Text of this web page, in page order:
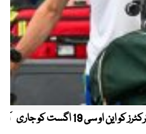
کیریبین پریمیئر لیگ ، قومی کرکٹرز کو این او سی 19 اگست کو جاری